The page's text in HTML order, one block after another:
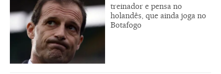
treinador e pensa no
holandês, que ainda joga no
Botafogo